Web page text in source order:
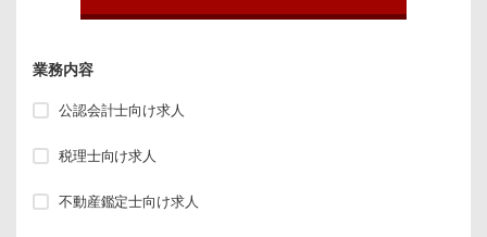
業務内容
公認会計士向け求人
税理士向け求人
不動産鑑定士向け求人